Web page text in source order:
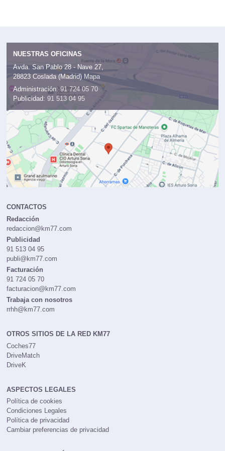
NUESTRAS OFICINAS
Avda. San Pablo 28 - Nave 27,
28823 Coslada (Madrid) Mapa
Administración: 91 724 05 70
Publicidad: 91 513 04 95
CONTACTOS
Redacción
redaccion@km77.com
Publicidad
91 513 04 95
publi@km77.com
Facturación
91 724 05 70
facturacion@km77.com
Trabaja con nosotros
rrhh@km77.com
OTROS SITIOS DE LA RED KM77
Coches77
DriveMatch
DriveK
ASPECTOS LEGALES
Política de cookies
Condiciones Legales
Política de privacidad
Cambiar preferencias de privacidad